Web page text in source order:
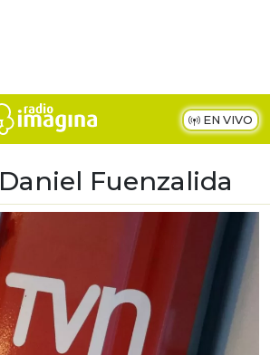
EN VIVO
Daniel Fuenzalida